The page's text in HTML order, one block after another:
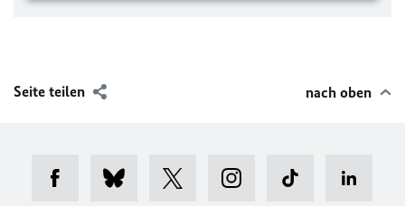
Seite teilen nach oben